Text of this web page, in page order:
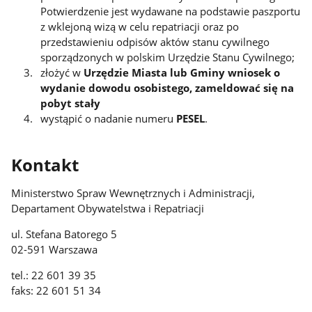
Potwierdzenie jest wydawane na podstawie paszportu
z wklejoną wizą w celu repatriacji oraz po
przedstawieniu odpisów aktów stanu cywilnego
sporządzonych w polskim Urzędzie Stanu Cywilnego;
złożyć w Urzędzie Miasta lub Gminy wniosek o
wydanie dowodu osobistego, zameldować się na
pobyt stały
wystąpić o nadanie numeru PESEL.
Kontakt
Ministerstwo Spraw Wewnętrznych i Administracji,
Departament Obywatelstwa i Repatriacji
ul. Stefana Batorego 5
02-591 Warszawa
tel.: 22 601 39 35
faks: 22 601 51 34